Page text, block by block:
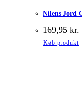
Nilens Jord
169,95 kr.
Køb produkt